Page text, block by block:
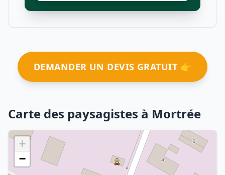
DEMANDER UN DEVIS GRATUIT 👉
Carte des paysagistes à Mortrée
+
−